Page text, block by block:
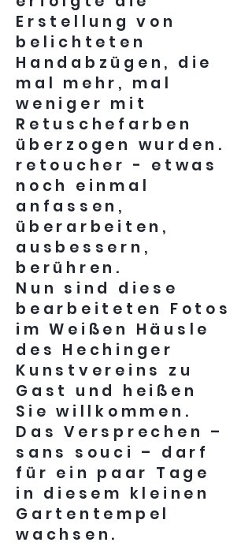
Erstellung von
belichteten
Handabzügen, die
mal mehr, mal
weniger mit
Retuschefarben
überzogen wurden.
retoucher - etwas
noch einmal
anfassen,
überarbeiten,
ausbessern,
berühren.
Nun sind diese
bearbeiteten Fotos
im Weißen Häusle
des Hechinger
Kunstvereins zu
Gast und heißen
Sie willkommen.
Das Versprechen –
sans souci – darf
für ein paar Tage
in diesem kleinen
Gartentempel
wachsen.